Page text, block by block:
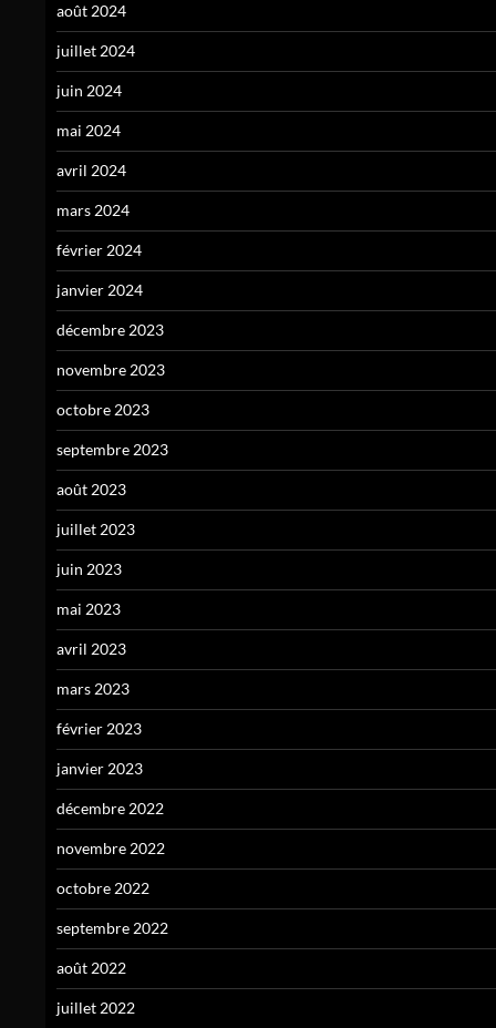
août 2024
juillet 2024
juin 2024
mai 2024
avril 2024
mars 2024
février 2024
janvier 2024
décembre 2023
novembre 2023
octobre 2023
septembre 2023
août 2023
juillet 2023
juin 2023
mai 2023
avril 2023
mars 2023
février 2023
janvier 2023
décembre 2022
novembre 2022
octobre 2022
septembre 2022
août 2022
juillet 2022